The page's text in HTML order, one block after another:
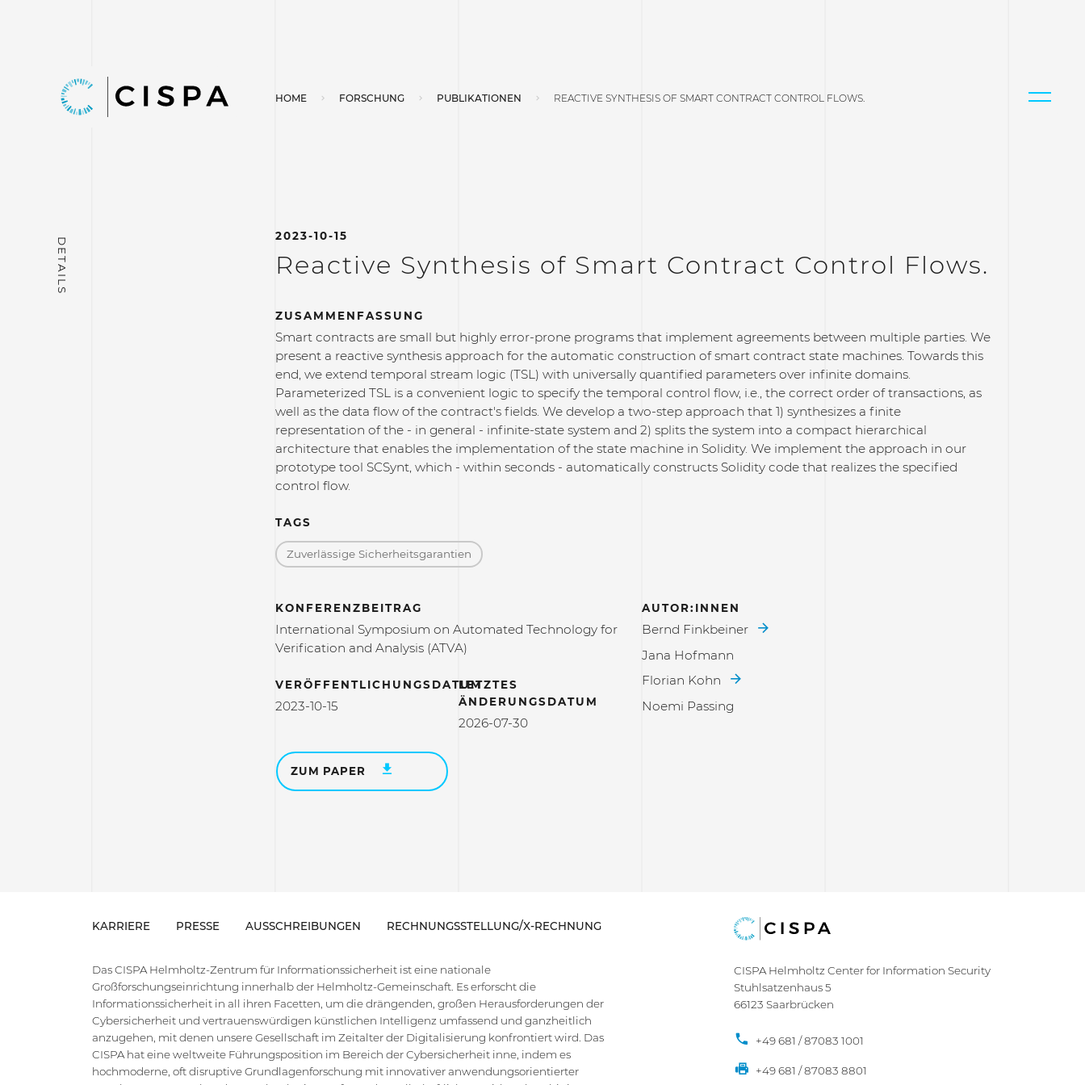
HOME FORSCHUNG PUBLIKATIONEN REACTIVE SYNTHESIS OF SMART CONTRACT CONTROL FLOWS.
2023-10-15
Reactive Synthesis of Smart Contract Control Flows.
ZUSAMMENFASSUNG
Smart contracts are small but highly error-prone programs that implement agreements between multiple parties. We
present a reactive synthesis approach for the automatic construction of smart contract state machines. Towards this
end, we extend temporal stream logic (TSL) with universally quantified parameters over infinite domains.
Parameterized TSL is a convenient logic to specify the temporal control flow, i.e., the correct order of transactions, as
well as the data flow of the contract's fields. We develop a two-step approach that 1) synthesizes a finite
representation of the - in general - infinite-state system and 2) splits the system into a compact hierarchical
architecture that enables the implementation of the state machine in Solidity. We implement the approach in our
prototype tool SCSynt, which - within seconds - automatically constructs Solidity code that realizes the specified
control flow.
TAGS
Zuverlässige Sicherheitsgarantien
KONFERENZBEITRAG
International Symposium on Automated Technology for
Verification and Analysis (ATVA)
VERÖFFENTLICHUNGSDATUM
2023-10-15
LETZTES
ÄNDERUNGSDATUM
2026-07-30
AUTOR:INNEN
Bernd Finkbeiner
Jana Hofmann
Florian Kohn
Noemi Passing
ZUM PAPER
KARRIERE PRESSE AUSSCHREIBUNGEN RECHNUNGSSTELLUNG/X-RECHNUNG
Das CISPA Helmholtz-Zentrum für Informationssicherheit ist eine nationale
Großforschungseinrichtung innerhalb der Helmholtz-Gemeinschaft. Es erforscht die
Informationssicherheit in all ihren Facetten, um die drängenden, großen Herausforderungen der
Cybersicherheit und vertrauenswürdigen künstlichen Intelligenz umfassend und ganzheitlich
anzugehen, mit denen unsere Gesellschaft im Zeitalter der Digitalisierung konfrontiert wird. Das
CISPA hat eine weltweite Führungsposition im Bereich der Cybersicherheit inne, indem es
hochmoderne, oft disruptive Grundlagenforschung mit innovativer anwendungsorientierter
CISPA Helmholtz Center for Information Security
Stuhlsatzenhaus 5
66123 Saarbrücken
+49 681 / 87083 1001
+49 681 / 87083 8801